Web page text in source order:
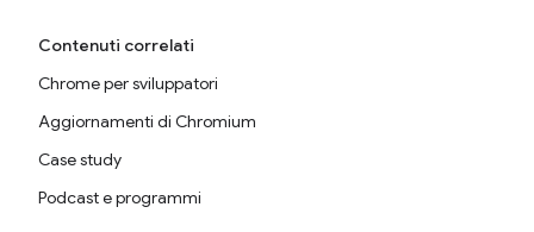
Contenuti correlati
Chrome per sviluppatori
Aggiornamenti di Chromium
Case study
Podcast e programmi